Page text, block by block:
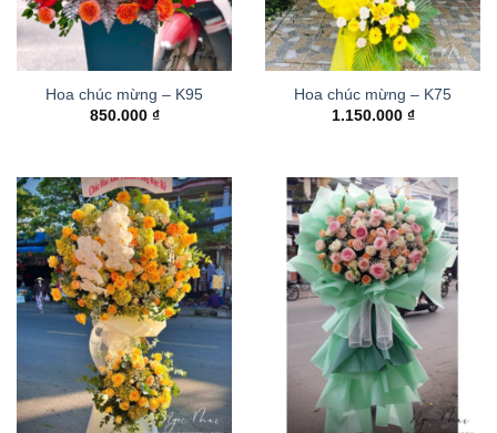
Hoa chúc mừng – K95
850.000 ₫
Hoa chúc mừng – K75
1.150.000 ₫